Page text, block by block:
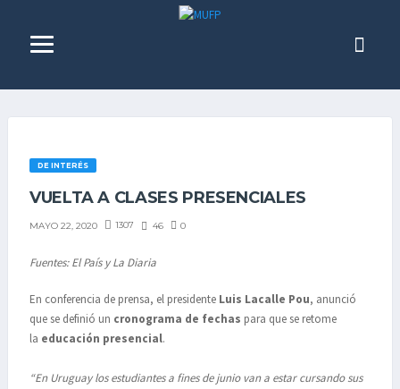
DE INTERÉS
VUELTA A CLASES PRESENCIALES
MAYO 22, 2020 1307 46 0
Fuentes: El País y La Diaria
En conferencia de prensa, el presidente Luis Lacalle Pou, anunció
que se definió un cronograma de fechas para que se retome
la educación presencial.
“En Uruguay los estudiantes a fines de junio van a estar cursando sus